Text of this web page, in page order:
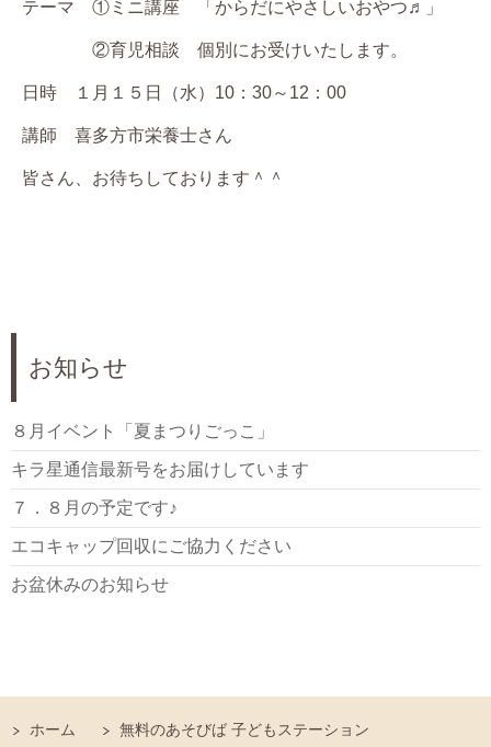
テーマ ①ミニ講座 「からだにやさしいおやつ♬」
②育児相談 個別にお受けいたします。
日時 １月１５日（水）10：30～12：00
講師 喜多方市栄養士さん
皆さん、お待ちしております＾＾
お知らせ
８月イベント「夏まつりごっこ」
キラ星通信最新号をお届けしています
７．８月の予定です♪
エコキャップ回収にご協力ください
お盆休みのお知らせ
ホーム 無料のあそびば 子どもステーション